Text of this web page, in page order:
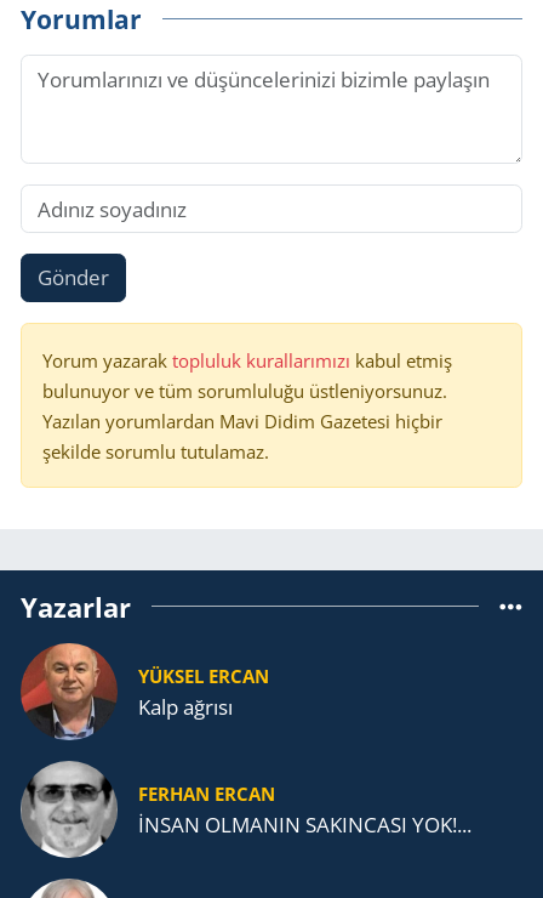
Yorumlar
Gönder
Yorum yazarak topluluk kurallarımızı kabul etmiş
bulunuyor ve tüm sorumluluğu üstleniyorsunuz.
Yazılan yorumlardan Mavi Didim Gazetesi hiçbir
şekilde sorumlu tutulamaz.
Yazarlar
YÜKSEL ERCAN
Kalp ağrısı
FERHAN ERCAN
İNSAN OLMANIN SAKINCASI YOK!...